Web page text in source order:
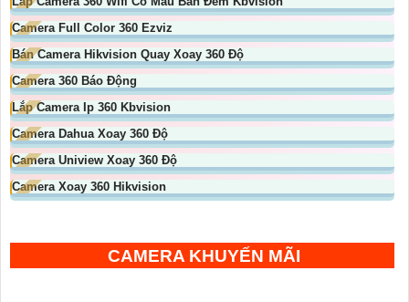
Camera Full Color 360 Ezviz
Bán Camera Hikvision Quay Xoay 360 Độ
Camera 360 Báo Động
Lắp Camera Ip 360 Kbvision
Camera Dahua Xoay 360 Độ
Camera Uniview Xoay 360 Độ
Camera Xoay 360 Hikvision
CAMERA KHUYẾN MÃI